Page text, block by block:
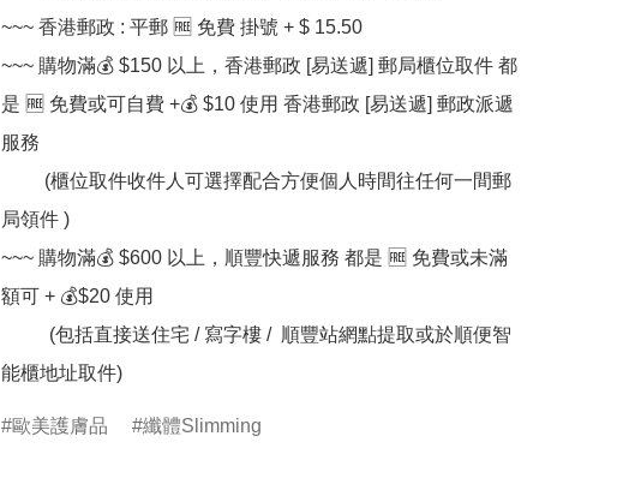
~~~ 香港郵政 : 平郵 🆓 免費 掛號 + $ 15.50
~~~ 購物滿💰 $150 以上，香港郵政 [易送遞] 郵局櫃位取件 都
是 🆓 免費或可自費 +💰 $10 使用 香港郵政 [易送遞] 郵政派遞
服務
局領件 )
~~~ 購物滿💰 $600 以上，順豐快遞服務 都是 🆓 免費或未滿
額可 + 💰$20 使用
能櫃地址取件)
歐美護膚品 纖體Slimming